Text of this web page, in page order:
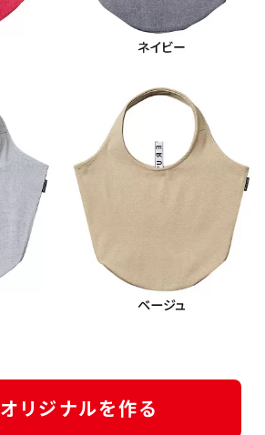
オリジナルを作る